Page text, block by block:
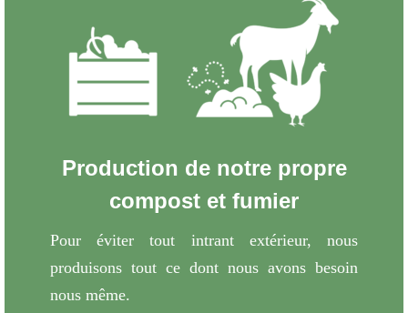
Production de notre propre
compost et fumier
Pour éviter tout intrant extérieur, nous
produisons tout ce dont nous avons besoin
nous même.